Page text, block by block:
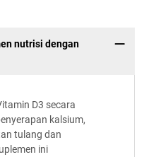
nutrisi dengan
D3 secara
kalsium,
tulang dan
ini